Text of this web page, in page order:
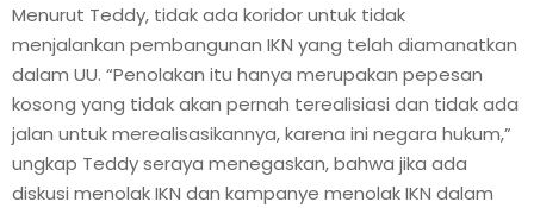
Menurut Teddy, tidak ada koridor untuk tidak
menjalankan pembangunan IKN yang telah diamanatkan
dalam UU. “Penolakan itu hanya merupakan pepesan
kosong yang tidak akan pernah terealisiasi dan tidak ada
jalan untuk merealisasikannya, karena ini negara hukum,”
ungkap Teddy seraya menegaskan, bahwa jika ada
diskusi menolak IKN dan kampanye menolak IKN dalam